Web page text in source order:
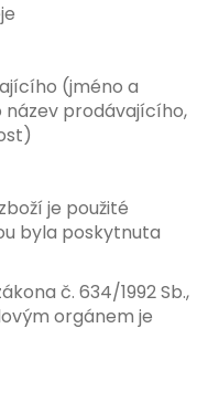
(jméno a
prodávajícího,
je použité
byla poskytnuta
č. 634/1992 Sb.,
orgánem je